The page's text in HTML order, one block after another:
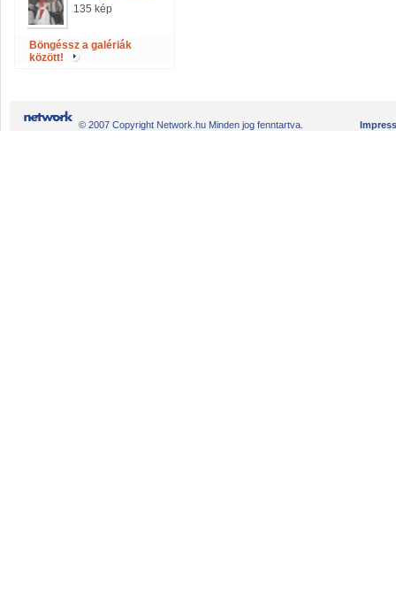
135 kép
Böngéssz a galériák
között!
© 2007 Copyright Network.hu Minden jog fenntartva.